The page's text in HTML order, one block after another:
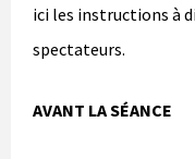
ici les instructions à
spectateurs.
AVANT LA SÉANCE